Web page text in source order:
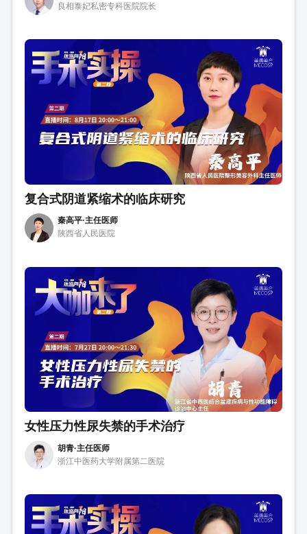
良相泰妃私密专科医院院长
复合式阴道紧缩术的临床研究
秦高平·主任医师
陕西省人民医院
女性压力性尿失禁的手术治疗
胡青·主任医师
浙江中医药大学附属第二医院